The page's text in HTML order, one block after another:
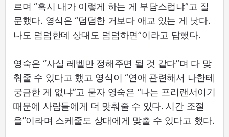
르며 “혹시 내가 이렇게 하는 게 부담스럽냐”고 질
문했다. 영식은 “덤덤한 거보다 애교 있는 게 낫다.
나도 덤덤한데 상대도 덤덤하면”이라고 답했다.
영숙은 “사실 레벨만 정해주면 될 것 같다”며 다 맞
춰줄 수 있다고 했고 영식이 “연애 관련해서 나한테
궁금한 게 없냐”고 묻자 영숙은 “나는 프리랜서이기
때문에 사람들에게 더 맞춰줄 수 있다. 시간 조절
을”이라며 스케줄도 상대에게 맞출 수 있다고 했다.